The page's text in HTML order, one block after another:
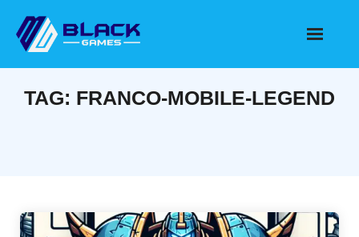
content
TAG: FRANCO-MOBILE-LEGEND